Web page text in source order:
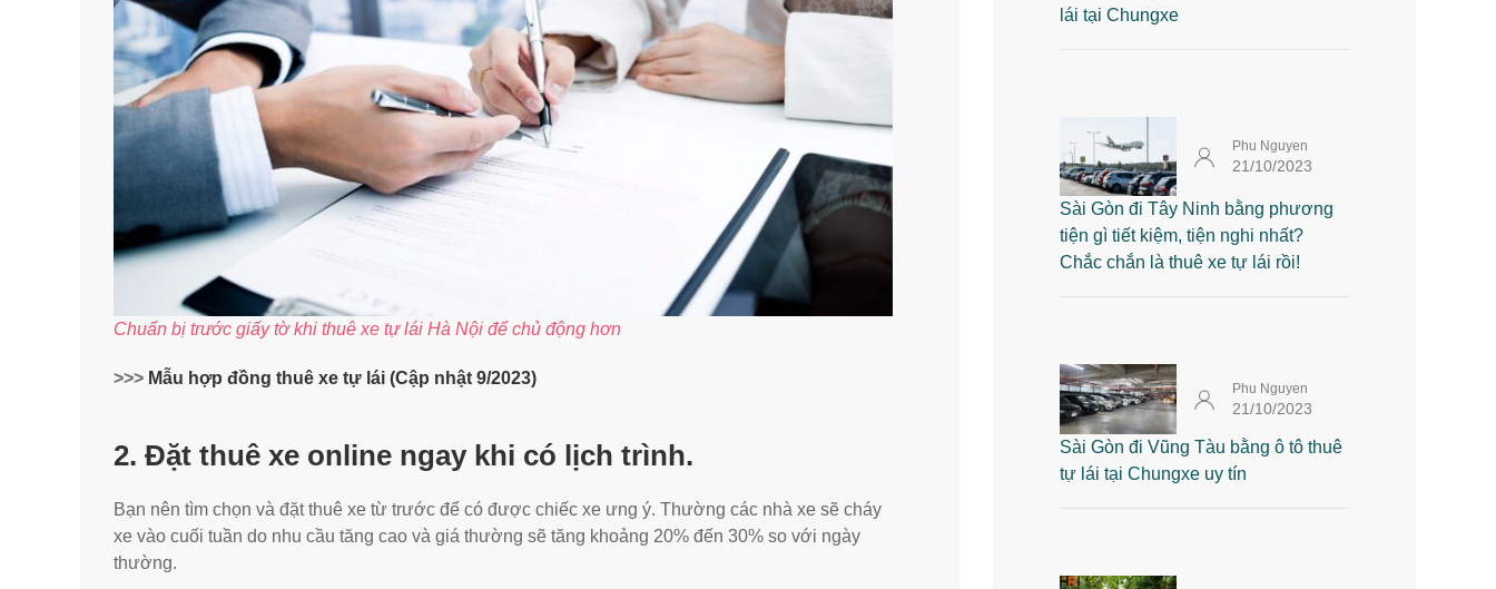
Chuẩn bị trước giấy tờ khi thuê xe tự lái Hà Nội để chủ động hơn
>>> Mẫu hợp đồng thuê xe tự lái (Cập nhật 9/2023)
2. Đặt thuê xe online ngay khi có lịch trình.
Bạn nên tìm chọn và đặt thuê xe từ trước để có được chiếc xe ưng ý. Thường các nhà xe sẽ cháy
xe vào cuối tuần do nhu cầu tăng cao và giá thường sẽ tăng khoảng 20% đến 30% so với ngày
thường.
lái tại Chungxe
Phu Nguyen
21/10/2023
Sài Gòn đi Tây Ninh bằng phương
tiện gì tiết kiệm, tiện nghi nhất?
Chắc chắn là thuê xe tự lái rồi!
Phu Nguyen
21/10/2023
Sài Gòn đi Vũng Tàu bằng ô tô thuê
tự lái tại Chungxe uy tín